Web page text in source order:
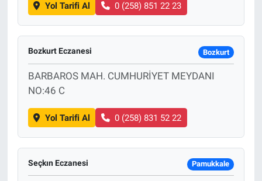
Yol Tarifi Al 0 (258) 851 22 23
Bozkurt Eczanesi Bozkurt
BARBAROS MAH. CUMHURİYET MEYDANI
NO:46 C
Yol Tarifi Al 0 (258) 831 52 22
Seçkın Eczanesi Pamukkale